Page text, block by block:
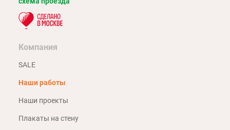
Компания
SALE
Наши работы
Наши проекты
Плакаты на стену